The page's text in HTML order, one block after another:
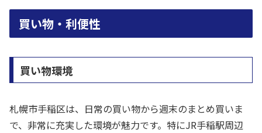
買い物・利便性
買い物環境
札幌市手稲区は、日常の買い物から週末のまとめ買いま
で、非常に充実した環境が魅力です。特にJR手稲駅周辺